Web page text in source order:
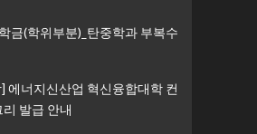
금(학위부분)_탄중학과 부복수
에너지신산업 혁신융합대학 컨
발급 안내